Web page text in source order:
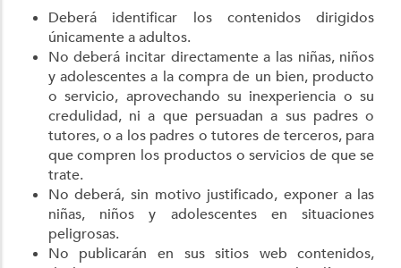
Deberá identificar los contenidos dirigidos
únicamente a adultos.
No deberá incitar directamente a las niñas, niños
y adolescentes a la compra de un bien, producto
o servicio, aprovechando su inexperiencia o su
credulidad, ni a que persuadan a sus padres o
tutores, o a los padres o tutores de terceros, para
que compren los productos o servicios de que se
trate.
No deberá, sin motivo justificado, exponer a las
niñas, niños y adolescentes en situaciones
peligrosas.
No publicarán en sus sitios web contenidos,